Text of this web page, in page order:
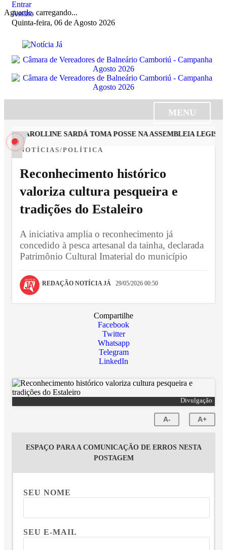
Aguarde, carregando...
Entrar
Assine
Quinta-feira, 06 de Agosto 2026
MENU
CAROLLINE SARDÁ TOMA POSSE NA ASSEMBLEIA
NOTÍCIAS/POLÍTICA
Reconhecimento histórico
valoriza cultura pesqueira e
tradições do Estaleiro
A iniciativa amplia o reconhecimento já
concedido à pesca artesanal da tainha, declarada
Patrimônio Cultural Imaterial do município
REDAÇÃO NOTÍCIA JÁ 29/05/2026 00:50
Compartilhe
Facebook
Twitter
Whatsapp
Telegram
LinkedIn
Divulgação
A- A+
ESPAÇO PARA A COMUNICAÇÃO DE ERROS NESTA
POSTAGEM
SEU NOME
SEU E-MAIL